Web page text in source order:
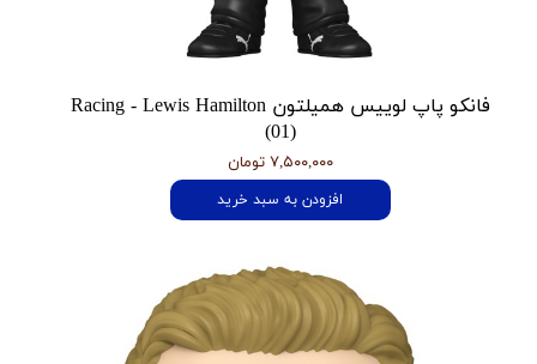
فانکو پاپ لوییس همیلتون Racing - Lewis Hamilton
(01)
۷,۵۰۰,۰۰۰ تومان
افزودن به سبد خرید